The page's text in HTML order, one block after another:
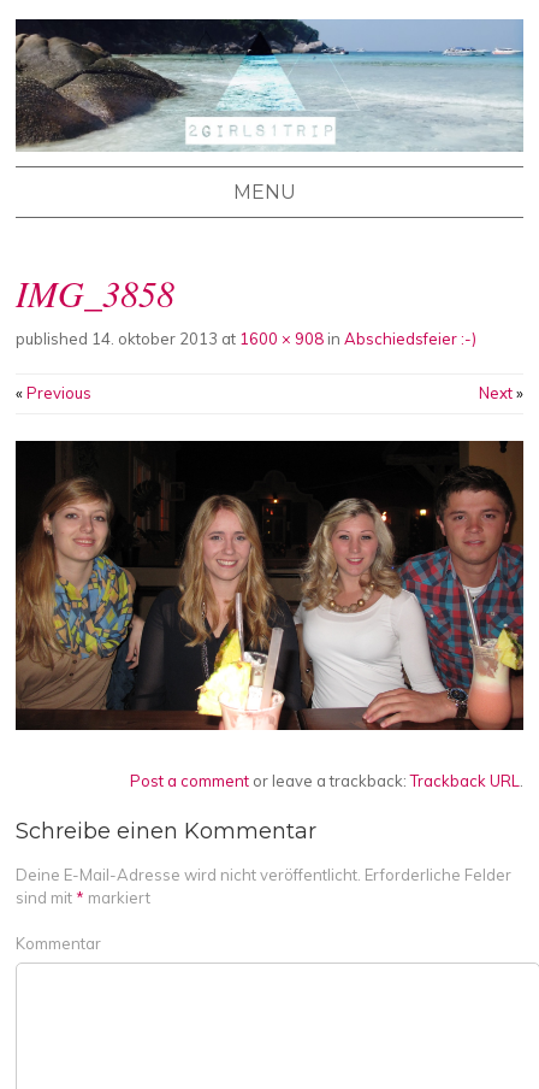
2 GIRLS 1 TRIP
Stefanie's und Lisa's Reiseblog
MENU
IMG_3858
published 14. oktober 2013 at 1600 × 908in Abschiedsfeier :-)
«Previous Next»
Post a comment or leave a trackback:Trackback URL
Schreibe einen Kommentar
Deine E-Mail-Adresse wird nicht veröffentlicht. Erforderliche Felder
sind mit * markiert
Kommentar